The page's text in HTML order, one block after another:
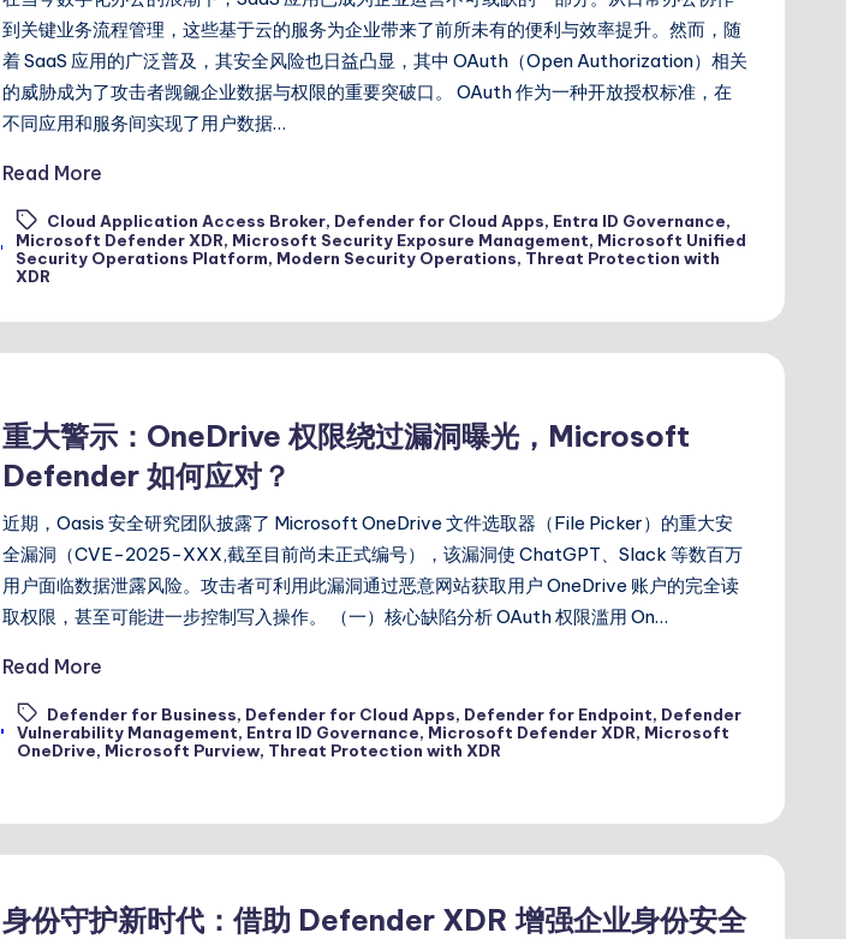
到关键业务流程管理，这些基于云的服务为企业带来了前所未有的便利与效率提升。然而，随
着 SaaS 应用的广泛普及，其安全风险也日益凸显，其中 OAuth（Open Authorization）相关
的威胁成为了攻击者觊觎企业数据与权限的重要突破口。​ OAuth 作为一种开放授权标准，在
不同应用和服务间实现了用户数据…
Read More
Tags:
Cloud Application Access Broker, Defender for Cloud Apps, Entra ID Governance,
Microsoft Defender XDR, Microsoft Security Exposure Management, Microsoft Unified
Security Operations Platform, Modern Security Operations, Threat Protection with
XDR
重大警示：OneDrive 权限绕过漏洞曝光，Microsoft
Defender 如何应对？
近期，Oasis 安全研究团队披露了 Microsoft OneDrive 文件选取器（File Picker）的重大安
全漏洞（CVE-2025-XXX,截至目前尚未正式编号），该漏洞使 ChatGPT、Slack 等数百万
用户面临数据泄露风险。攻击者可利用此漏洞通过恶意网站获取用户 OneDrive 账户的完全读
取权限，甚至可能进一步控制写入操作。 （一）核心缺陷分析 OAuth 权限滥用 On…
Read More
Tags:
Defender for Business, Defender for Cloud Apps, Defender for Endpoint, Defender
Vulnerability Management, Entra ID Governance, Microsoft Defender XDR, Microsoft
OneDrive, Microsoft Purview, Threat Protection with XDR
身份守护新时代：借助 Defender XDR 增强企业身份安全